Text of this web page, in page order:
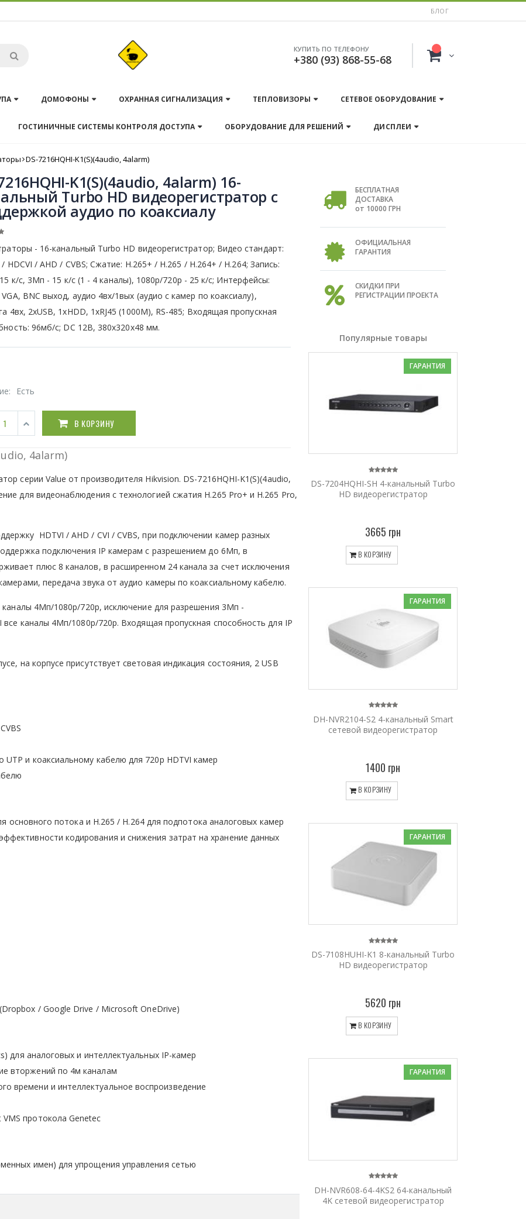
БЛОГ
КУПИТЬ ПО ТЕЛЕФОНУ
+380 (93) 868-55-68
ДОМОФОНЫ ОХРАННАЯ СИГНАЛИЗАЦИЯ ТЕПЛОВИЗОРЫ СЕТЕВОЕ ОБОРУДОВАНИЕ
ГОСТИНИЧНЫЕ СИСТЕМЫ КОНТРОЛЯ ДОСТУПА ОБОРУДОВАНИЕ ДЛЯ РЕШЕНИЙ ДИСПЛЕИ
DS-7216HQHI-K1(S)(4audio, 4alarm)
K1(S)(4audio, 4alarm) 16-
Turbo HD видеорегистратор c
аудио по коаксиалу
- 16-канальный Turbo HD видеорегистратор; Видео стандарт:
/ HDCVI / AHD / CVBS; Сжатие: H.265+ / H.265 / H.264+ / H.264; Запись:
к/с, 3Мп - 15 к/с (1 - 4 каналы), 1080р/720р - 25 к/с; Интерфейсы:
BNC выход, аудио 4вх/1вых (аудио с камер по коаксиалу),
4вх, 2хUSB, 1хHDD, 1xRJ45 (1000M), RS-485; Входящая пропускная
96мб/с; DC 12В, 380x320x48 мм.
Есть
В КОРЗИНУ
4alarm)
cерии Value от производителя Hikvision. DS-7216HQHI-K1(S)(4audio,
для видеонаблюдения с технологией сжатия H.265 Pro+ и H.265 Pro,
HDTVI / AHD / CVI / CVBS, при подключении камер разных
подключения IP камерам с разрешением до 6Мп, в
плюс 8 каналов, в расширенном 24 канала за счет исключения
передача звука от аудио камеры по коаксиальному кабелю.
4Мп/1080p/720p, исключение для разрешения 3Мп -
каналы 4Мп/1080p/720p. Входящая пропускная способность для IP
на корпусе присутствует световая индикация состояния, 2 USB
и коаксиальному кабелю для 720p HDTVI камер
основного потока и H.265 / H.264 для подпотока аналоговых камер
кодирования и снижения затрат на хранение данных
/ Google Drive / Microsoft OneDrive)
для аналоговых и интеллектуальных IP-камер
вторжений по 4м каналам
времени и интеллектуальное воспроизведение
протокола Genetec
имен) для упрощения управления сетью
БЕСПЛАТНАЯ
ДОСТАВКА
от 10000 ГРН
ОФИЦИАЛЬНАЯ
ГАРАНТИЯ
СКИДКИ ПРИ
РЕГИСТРАЦИИ ПРОЕКТА
Популярные товары
ГАРАНТИЯ
DS-7204HQHI-SH 4-канальный Turbo
HD видеорегистратор
3665 грн
В КОРЗИНУ
ГАРАНТИЯ
DH-NVR2104-S2 4-канальный Smart
сетевой видеорегистратор
1400 грн
В КОРЗИНУ
ГАРАНТИЯ
DS-7108HUHI-K1 8-канальный Turbo
HD видеорегистратор
5620 грн
В КОРЗИНУ
ГАРАНТИЯ
DH-NVR608-64-4KS2 64-канальный
4K сетевой видеорегистратор